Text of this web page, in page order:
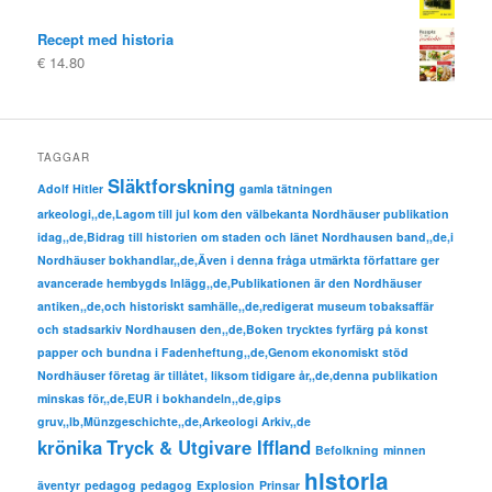
Recept med historia
€ 14.80
TAGGAR
Adolf Hitler Släktforskning gamla tätningen
arkeologi,,de,Lagom till jul kom den välbekanta Nordhäuser publikation
idag,,de,Bidrag till historien om staden och länet Nordhausen band,,de,i
Nordhäuser bokhandlar,,de,Även i denna fråga utmärkta författare ger
avancerade hembygds Inlägg,,de,Publikationen är den Nordhäuser
antiken,,de,och historiskt samhälle,,de,redigerat museum tobaksaffär
och stadsarkiv Nordhausen den,,de,Boken trycktes fyrfärg på konst
papper och bundna i Fadenheftung,,de,Genom ekonomiskt stöd
Nordhäuser företag är tillåtet, liksom tidigare år,,de,denna publikation
minskas för,,de,EUR i bokhandeln,,de,gips
gruv,,lb,Münzgeschichte,,de,Arkeologi Arkiv,,de
krönikaTryck & Utgivare Iffland Befolkning minnen
äventyr pedagog pedagog Explosion Prinsar historia